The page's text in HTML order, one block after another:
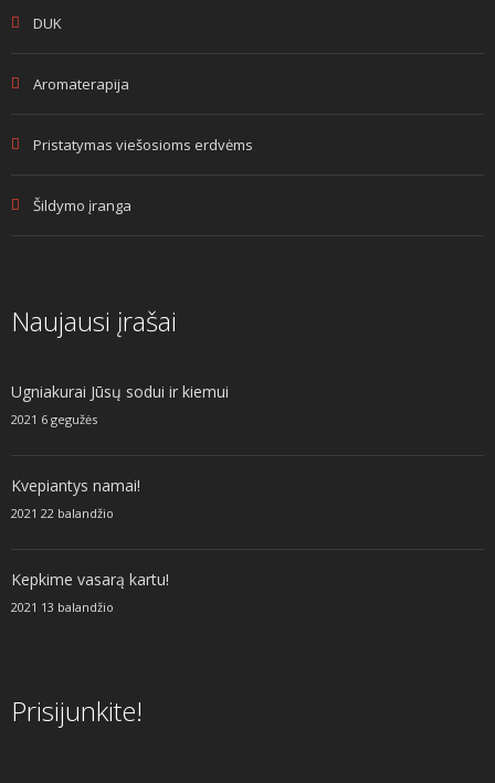
DUK
Aromaterapija
Pristatymas viešosioms erdvėms
Šildymo įranga
Naujausi įrašai
Ugniakurai Jūsų sodui ir kiemui
2021 6 gegužės
Kvepiantys namai!
2021 22 balandžio
Kepkime vasarą kartu!
2021 13 balandžio
Prisijunkite!